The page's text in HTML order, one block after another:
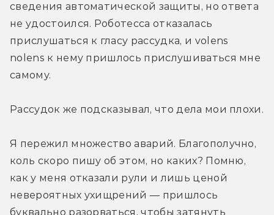
сведения автоматической защиты, но ответа
не удостоился. Роботесса отказалась
прислушаться к гласу рассудка, и volens
nolens к нему пришлось прислушиваться мне
самому.
Рассудок же подсказывал, что дела мои плохи.
Я пережил множество аварий. Благополучно,
коль скоро пишу об этом, но каких? Помню,
как у меня отказали рули и лишь ценой
невероятных ухищрений — пришлось
буквально разорваться, чтобы затянуть